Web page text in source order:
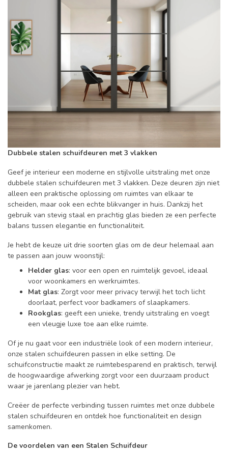
Dubbele stalen schuifdeuren met 3 vlakken
Geef je interieur een moderne en stijlvolle uitstraling met onze
dubbele stalen schuifdeuren met 3 vlakken. Deze deuren zijn niet
alleen een praktische oplossing om ruimtes van elkaar te
scheiden, maar ook een echte blikvanger in huis. Dankzij het
gebruik van stevig staal en prachtig glas bieden ze een perfecte
balans tussen elegantie en functionaliteit.
Je hebt de keuze uit drie soorten glas om de deur helemaal aan
te passen aan jouw woonstijl:
Helder glas: voor een open en ruimtelijk gevoel, ideaal
voor woonkamers en werkruimtes.
Mat glas: Zorgt voor meer privacy terwijl het toch licht
doorlaat, perfect voor badkamers of slaapkamers.
Rookglas: geeft een unieke, trendy uitstraling en voegt
een vleugje luxe toe aan elke ruimte.
Of je nu gaat voor een industriële look of een modern interieur,
onze stalen schuifdeuren passen in elke setting. De
schuifconstructie maakt ze ruimtebesparend en praktisch, terwijl
de hoogwaardige afwerking zorgt voor een duurzaam product
waar je jarenlang plezier van hebt.
Creëer de perfecte verbinding tussen ruimtes met onze dubbele
stalen schuifdeuren en ontdek hoe functionaliteit en design
samenkomen.
De voordelen van een Stalen Schuifdeur